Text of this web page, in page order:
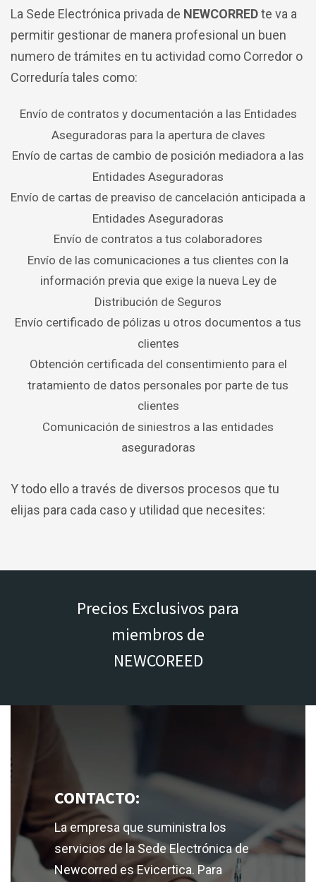
La Sede Electrónica privada de NEWCORREDte va a
permitir gestionar de manera profesional un buen
numero de trámites en tu actividad como Corredor o
Correduría tales como:
Envío de contratos y documentación a las Entidades
Aseguradoras para la apertura de claves
Envío de cartas de cambio de posición mediadora a las
Entidades Aseguradoras
Envío de cartas de preaviso de cancelación anticipada a
Entidades Aseguradoras
Envío de contratos a tus colaboradores
Envío de las comunicaciones a tus clientes con la
información previa que exige la nueva Ley de
Distribución de Seguros
Envío certificado de pólizas u otros documentos a tus
clientes
Obtención certificada del consentimiento para el
tratamiento de datos personales por parte de tus
clientes
Comunicación de siniestros a las entidades
aseguradoras
Y todo ello a través de diversos procesos que tu
elijas para cada caso y utilidad que necesites:
Precios Exclusivos para
miembros de
NEWCOREED
CONTACTO:
La empresa que suministra los
servicios de la Sede Electrónica de
Newcorred es Evicertica. Para